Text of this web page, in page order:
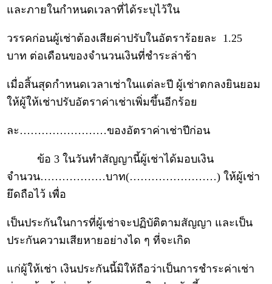
และภายในกำหนดเวลาที่ได้ระบุไว้ใน
วรรคก่อนผู้เช่าต้องเสียค่าปรับในอัตราร้อยละ 1.25
บาท ต่อเดือนของจำนวนเงินที่ชำระล่าช้า
เมื่อสิ้นสุดกำหนดเวลาเช่าในแต่ละปี ผู้เช่าตกลงยินยอม
ให้ผู้ให้เช่าปรับอัตราค่าเช่าเพิ่มขึ้นอีกร้อย
ละ……………………ของอัตราค่าเช่าปีก่อน
ข้อ 3 ในวันทำสัญญานี้ผู้เช่าได้มอบเงิน
จำนวน………………บาท(……………………) ให้ผู้เช่า
ยึดถือไว้ เพื่อ
เป็นประกันในการที่ผู้เช่าจะปฏิบัติตามสัญญา และเป็น
ประกันความเสียหายอย่างได ๆ ที่จะเกิด
แก่ผู้ให้เช่า เงินประกันนี้มิให้ถือว่าเป็นการชำระค่าเช่า